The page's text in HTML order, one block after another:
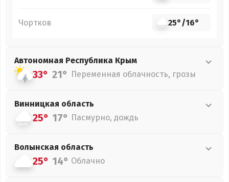
Чортков 25°/16°
Автономная Республика Крым
33° 21° Переменная облачность, грозы
Винницкая область
25° 17° Пасмурно, дождь
Волынская область
25° 14° Облачно